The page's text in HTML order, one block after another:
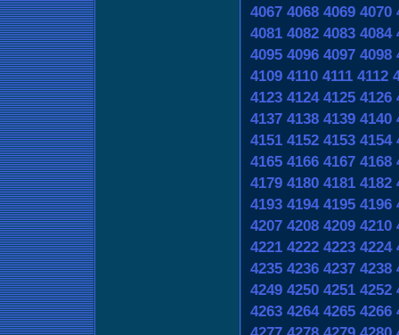
4067 4068 4069 4070
4081 4082 4083 4084
4095 4096 4097 4098
4109 4110 4111 4112
4123 4124 4125 4126
4137 4138 4139 4140
4151 4152 4153 4154
4165 4166 4167 4168
4179 4180 4181 4182
4193 4194 4195 4196
4207 4208 4209 4210
4221 4222 4223 4224
4235 4236 4237 4238
4249 4250 4251 4252
4263 4264 4265 4266